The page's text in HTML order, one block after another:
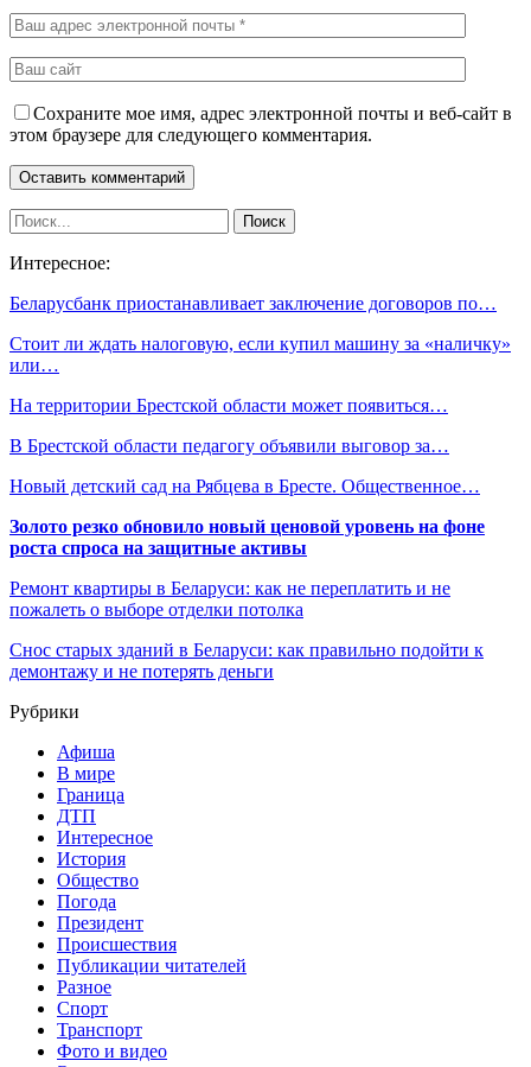
Сохраните мое имя, адрес электронной почты и веб-сайт в
этом браузере для следующего комментария.
Интересное:
Беларусбанк приостанавливает заключение договоров по…
Стоит ли ждать налоговую, если купил машину за «наличку»
или…
На территории Брестской области может появиться…
В Брестской области педагогу объявили выговор за…
Новый детский сад на Рябцева в Бресте. Общественное…
Золото резко обновило новый ценовой уровень на фоне
роста спроса на защитные активы
Ремонт квартиры в Беларуси: как не переплатить и не
пожалеть о выборе отделки потолка
Снос старых зданий в Беларуси: как правильно подойти к
демонтажу и не потерять деньги
Рубрики
Афиша
В мире
Граница
ДТП
Интересное
История
Общество
Погода
Президент
Происшествия
Публикации читателей
Разное
Спорт
Транспорт
Фото и видео